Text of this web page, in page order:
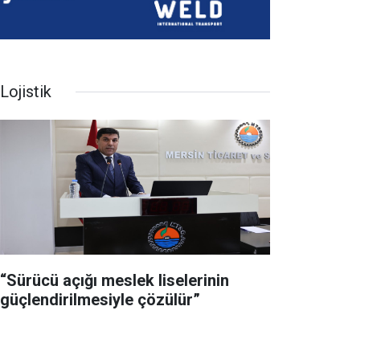
Lojistik
“Sürücü açığı meslek liselerinin
güçlendirilmesiyle çözülür”